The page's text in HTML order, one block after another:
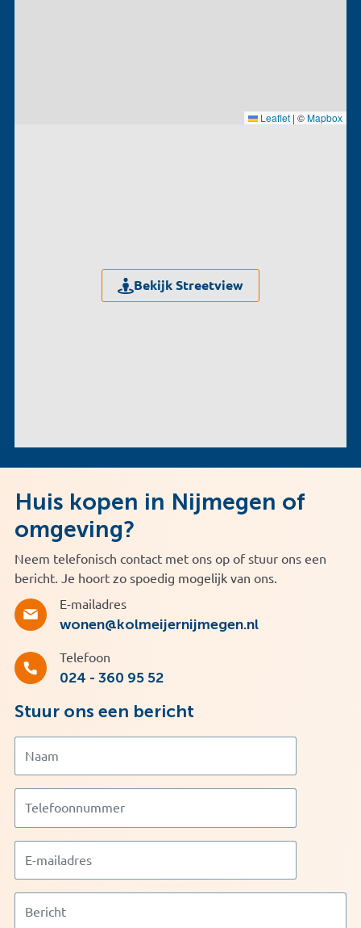
Leaflet | ©Mapbox
Bekijk Streetview
Huis kopen in Nijmegen of
omgeving?
Neem telefonisch contact met ons op of stuur ons een
bericht. Je hoort zo spoedig mogelijk van ons.
E-mailadres
wonen@kolmeijernijmegen.nl
Telefoon
024 - 360 95 52
Stuur ons een bericht